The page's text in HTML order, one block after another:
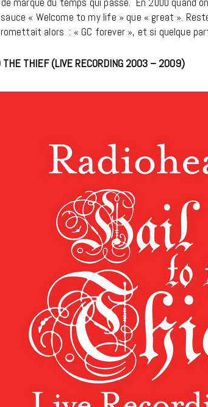
« Welcome to my life » que « great ».
alors : « GC forever », et si quelque
THE THIEF (LIVE RECORDING 2003 – 2009)